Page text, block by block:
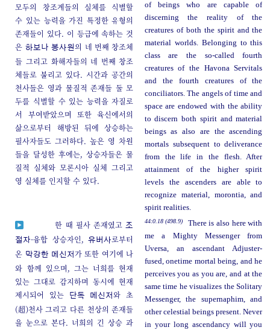
모두의 창조계들의 실체를 식별할
수 있는 능력을 가진 특정한 유형의
존재들이 있다. 이 등급에 속하는 것
은 하보나 봉사원의 네 번째 창조체
들 그리고 화해자들의 네 번째 창조
체들로 불리고 있다. 시간과 공간의
천사들은 영과 물질적 존재들 둘 모
두를 식별할 수 있는 능력을 자질로
서 부여받았으며 또한 육신에서의
삶으로부터 해방된 뒤에 상승하는
필사자들도 그러하다. 높은 영 차원
들을 달성한 후에는, 상승자들은 물
질적 실체와 모론시아 실체 그리고
영 실체를 인지할 수 있다.
of beings who are capable of
discerning the reality of the
creatures of both the spirit and the
material worlds. Belonging to this
class are the so-called fourth
creatures of the Havona Servitals
and the fourth creatures of the
conciliators. The angels of time and
space are endowed with the ability
to discern both spirit and material
beings as also are the ascending
mortals subsequent to deliverance
from the life in the flesh. After
attainment of the higher spirit
levels the ascenders are able to
recognize material, morontia, and
spirit realities.
한 때 필사 존재였고 조
절자-융합 상승자인,유버사로부터
온 막강한 메신저 가 또한 여기에 나
와 함께 있으며, 그는 너희를 현재
있는 그대로 감지하며 동시에 현재
제시되어 있는
단독 메신저와 초
(超)천사 그리고 다른 천상의 존재들
을 눈으로 본다. 너희의 긴 상승 과
44:0.18 (498.9)
There is also here with
me a Mighty Messenger from
Uversa, an ascendant Adjuster-
fused, onetime mortal being, and he
perceives you as you are, and at the
same time he visualizes the Solitary
Messenger, the supernaphim, and
other celestial beings present. Never
in your long ascendancy will you